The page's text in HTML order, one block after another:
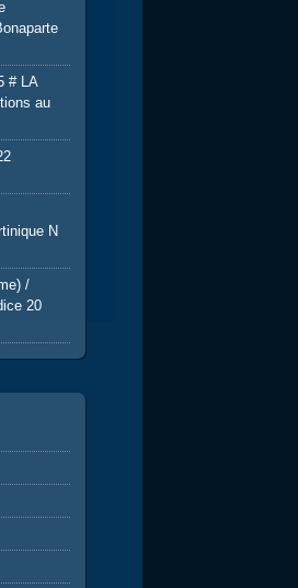
# LA
au
N
/
20